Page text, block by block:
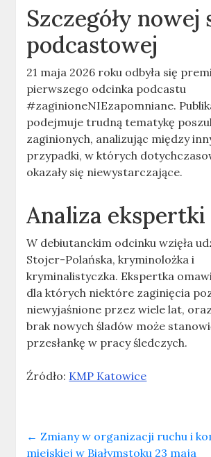
Szczegóły nowej
podcastowej
21 maja 2026 roku odbyła się
pierwszego odcinka podcastu
#zaginioneNIEzapomniane.
podejmuje trudną tematykę
zaginionych, analizując między
przypadki, w których
okazały się niewystarczające.
Analiza ekspertki
W debiutanckim odcinku wzięła
Stojer-Polańska, kryminolożka i
kryminalistyczka. Ekspertka
dla których niektóre zaginięcia
niewyjaśnione przez wiele lat,
brak nowych śladów może
przesłankę w pracy śledczych.
Źródło: KMP Katowice
← Zmiany w organizacji ruchu i
miejskiej w Białymstoku 23 maja